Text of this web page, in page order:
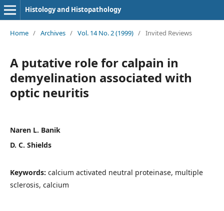
Histology and Histopathology
Home / Archives / Vol. 14 No. 2 (1999) / Invited Reviews
A putative role for calpain in
demyelination associated with
optic neuritis
Naren L. Banik
D. C. Shields
Keywords: calcium activated neutral proteinase, multiple
sclerosis, calcium